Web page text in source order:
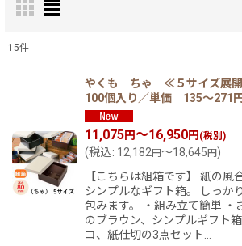
並び順:
絞り込む
15件
やくも ちゃ ≪５サイズ展
100個入り／単価 135〜271円
11,075円～16,950円 (税別)
(税込: 12,182円 ～18,645 円 )
【こちらは組箱です】 紙の風
シンプルなギフト箱。 しっか
包みます。 ・組み立て簡単 ・
のブラウン、シンプルギフト
コ、紙仕切の3点セット…